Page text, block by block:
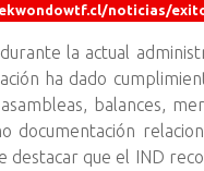
noticias/
la actual
ha dado
balances,
documentación
destacar que el IND